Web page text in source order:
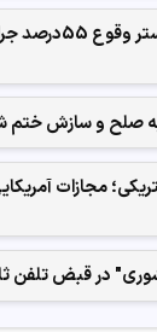
هوش مصنوعی،
مجازات
در قبض تلفن